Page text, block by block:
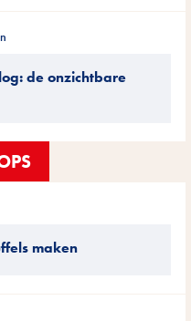
de onzichtbare
maken